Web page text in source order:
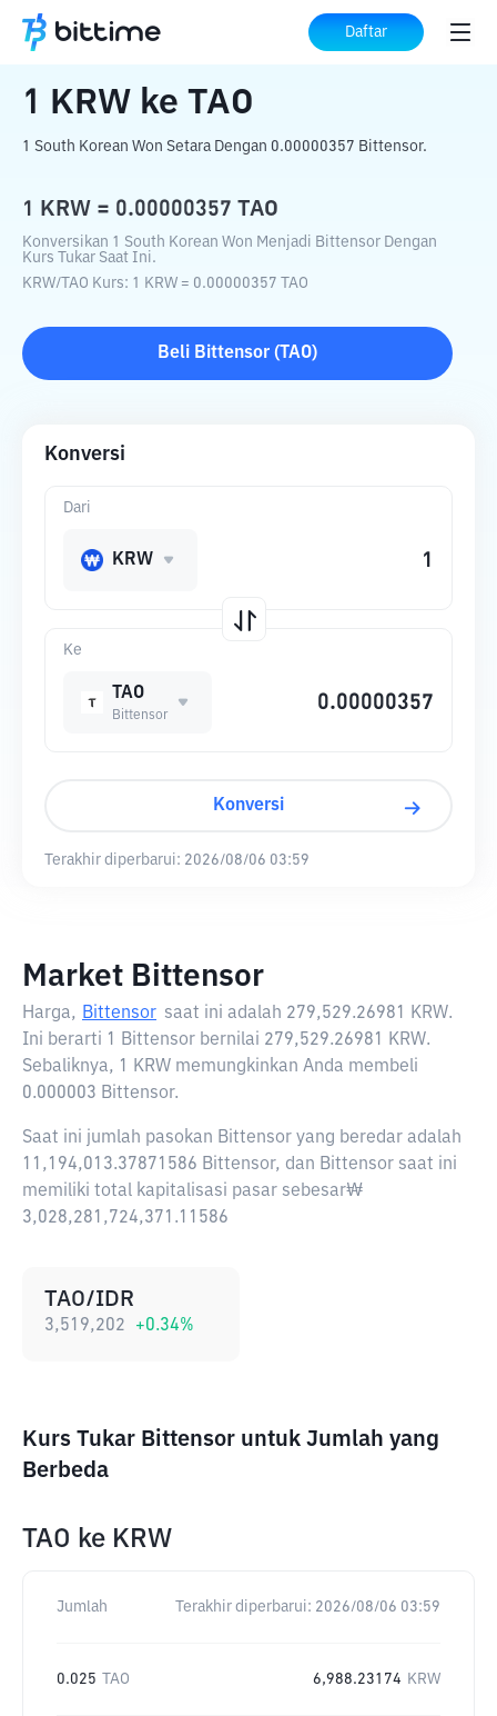
Daftar
Beranda Konverter Kripto ke TAO
1 KRW ke TAO
1 South Korean Won Setara Dengan 0.00000357 Bittensor.
1 KRW = 0.00000357 TAO
Konversikan 1 South Korean Won Menjadi Bittensor Dengan
Kurs Tukar Saat Ini.
KRW/ TAO Kurs: 1 KRW = 0.00000357 TAO
Beli Bittensor ( TAO)
Konversi
Ke
TAO
Bittensor
Dari
KRW
Konversi
Terakhir diperbarui: 2026/08/06 03:59
Market Bittensor
Harga, Bittensor saat ini adalah 279,529.26981 KRW.
Ini berarti 1 Bittensor bernilai 279,529.26981 KRW.
Sebaliknya, 1 KRW memungkinkan Anda membeli
0.000003 Bittensor.
Saat ini jumlah pasokan Bittensor yang beredar adalah
11,194,013.37871586 Bittensor, dan Bittensor saat ini
memiliki total kapitalisasi pasar sebesar₩
3,028,281,724,371.11586
TAO/IDR
3,519,202 +0.34%
Kurs Tukar Bittensor untuk Jumlah yang
Berbeda
TAO ke KRW
Jumlah Terakhir diperbarui: 2026/08/06 03:59
0.025 TAO 6,988.23174 KRW